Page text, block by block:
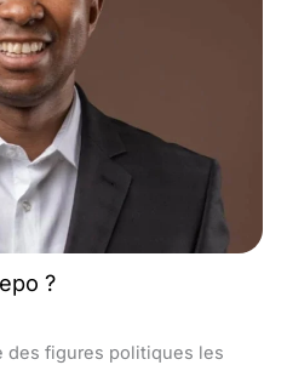
?
des figures politiques les